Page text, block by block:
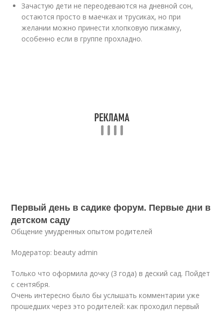
Зачастую дети не переодеваются на дневной сон,
остаются просто в маечках и трусиках, но при
желании можно принести хлопковую пижамку,
особенно если в группе прохладно.
Первый день в садике форум. Первые дни в
детском саду
Общение умудренных опытом родителей
Модератор: beauty admin
Только что оформила дочку (3 года) в деский сад. Пойдет
с сентября.
Очень интересно было бы услышать комментарии уже
прошедших через это родителей: как проходил первый